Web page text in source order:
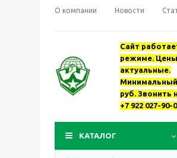
О компании Новости
Сайт
режиме.
актуальные.
Минимальный
руб. Звонить
+7 922 027-90-
КАТАЛОГ